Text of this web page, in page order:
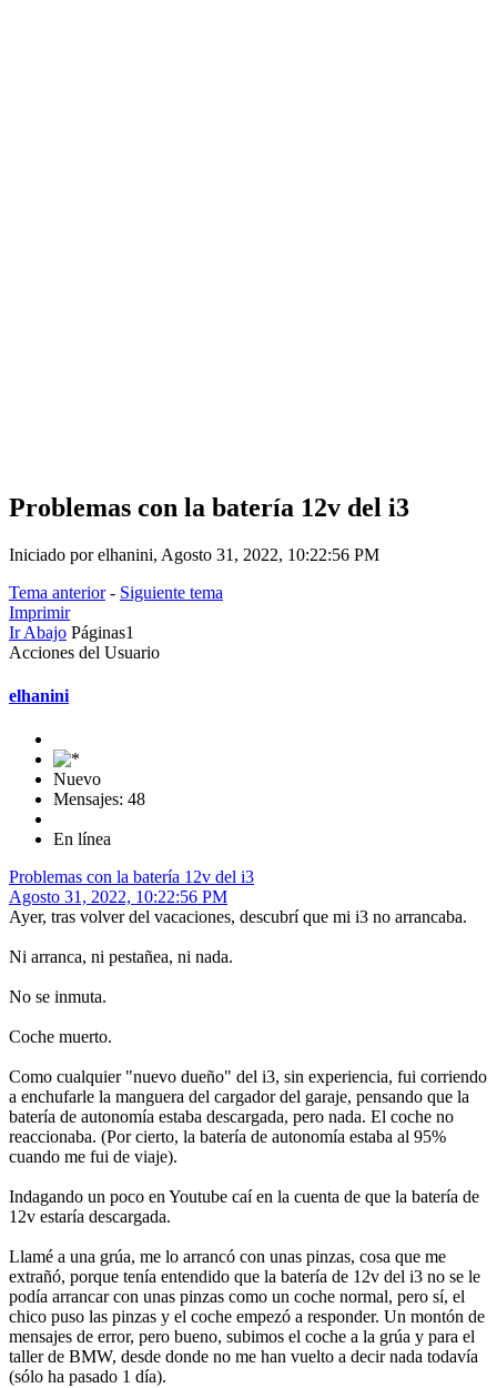
Problemas con la batería 12v del i3
Iniciado por elhanini, Agosto 31, 2022, 10:22:56 PM
Tema anterior- Siguiente tema
Imprimir
Ir Abajo Páginas1
Acciones del Usuario
elhanini
Nuevo
Mensajes: 48
En línea
Problemas con la batería 12v del i3
Agosto 31, 2022, 10:22:56 PM
Ayer, tras volver del vacaciones, descubrí que mi i3 no arrancaba.
Ni arranca, ni pestañea, ni nada.
No se inmuta.
Coche muerto.
Como cualquier "nuevo dueño" del i3, sin experiencia, fui corriendo
a enchufarle la manguera del cargador del garaje, pensando que la
batería de autonomía estaba descargada, pero nada. El coche no
reaccionaba. (Por cierto, la batería de autonomía estaba al 95%
cuando me fui de viaje).
Indagando un poco en Youtube caí en la cuenta de que la batería de
12v estaría descargada.
Llamé a una grúa, me lo arrancó con unas pinzas, cosa que me
extrañó, porque tenía entendido que la batería de 12v del i3 no se le
podía arrancar con unas pinzas como un coche normal, pero sí, el
chico puso las pinzas y el coche empezó a responder. Un montón de
mensajes de error, pero bueno, subimos el coche a la grúa y para el
taller de BMW, desde donde no me han vuelto a decir nada todavía
(sólo ha pasado 1 día).